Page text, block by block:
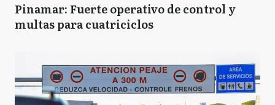
Pinamar: Fuerte operativo de control y
multas para cuatriciclos